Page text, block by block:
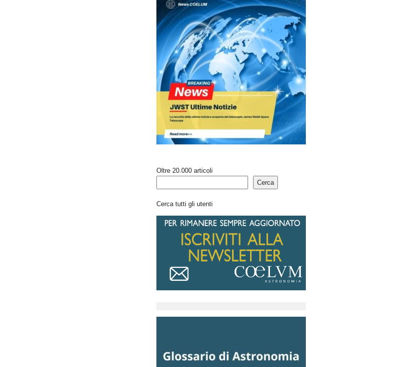
Oltre 20.000 articoli
Cerca
Cerca tutti gli utenti